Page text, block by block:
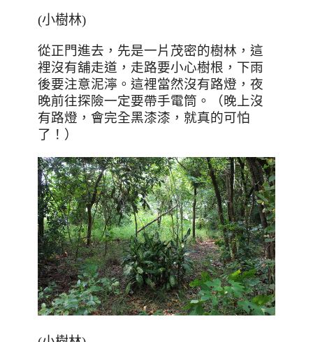
(小樹林)
從正門進去，先是一片茂密的樹林，這
裡沒有舖走道，走路要小心樹根，下雨
後要注意泥濘。這裡當然沒有路燈，夜
晚前往探險一定要帶手電筒。
（晚上沒
有路燈，會完全黑漆漆，就真的可怕
了！）